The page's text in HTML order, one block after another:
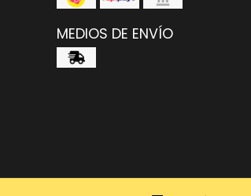
MEDIOS DE ENVÍO